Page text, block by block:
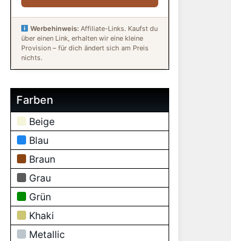
Werbehinweis: Affiliate-Links. Kaufst du
über einen Link, erhalten wir eine kleine
Provision – für dich ändert sich am Preis
nichts.
Farben
Beige
Blau
Braun
Grau
Grün
Khaki
Metallic